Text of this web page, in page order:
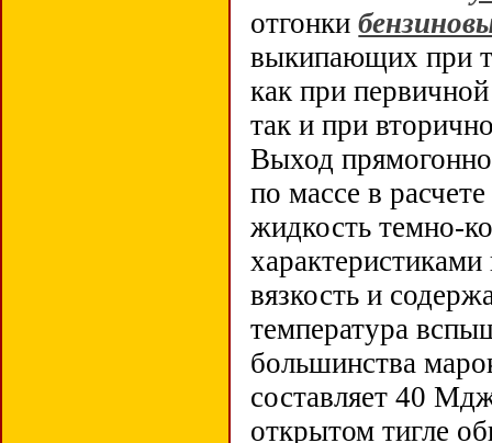
отгонки
выкипающих при
как при
так и при
Выход
по массе в
жидкость темно-
характеристиками
вязкость и
температура
большинства
составляет 40
открытом тигле